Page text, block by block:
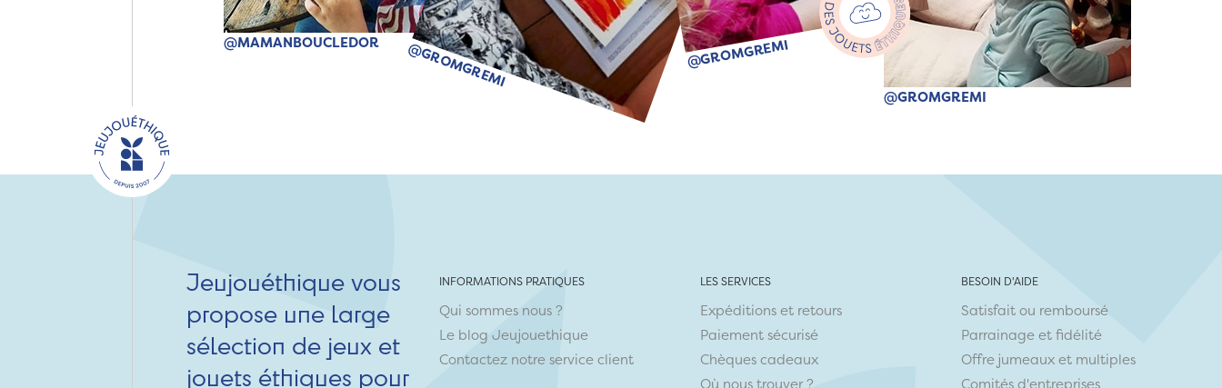
@MAMANBOUCLEDOR @GROMGREMI @GROMGREMI
@GROMGREMI
Jeujouéthique vous
propose une large
sélection de jeux et
jouets éthiques pour
INFORMATIONS PRATIQUES
Qui sommes nous ?
Le blog Jeujouethique
Contactez notre service client
LES SERVICES
Expéditions et retours
Paiement sécurisé
Chèques cadeaux
Où nous trouver ?
BESOIN D'AIDE
Satisfait ou remboursé
Parrainage et fidélité
Offre jumeaux et multiples
Comités d'entreprises